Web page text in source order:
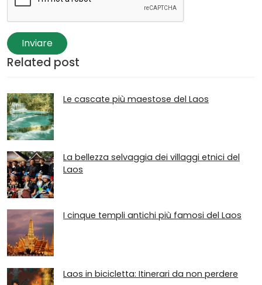
Inviare
Related post
Le cascate più maestose del Laos
La bellezza selvaggia dei villaggi etnici del
Laos
I cinque templi antichi più famosi del Laos
Laos in bicicletta: Itinerari da non perdere